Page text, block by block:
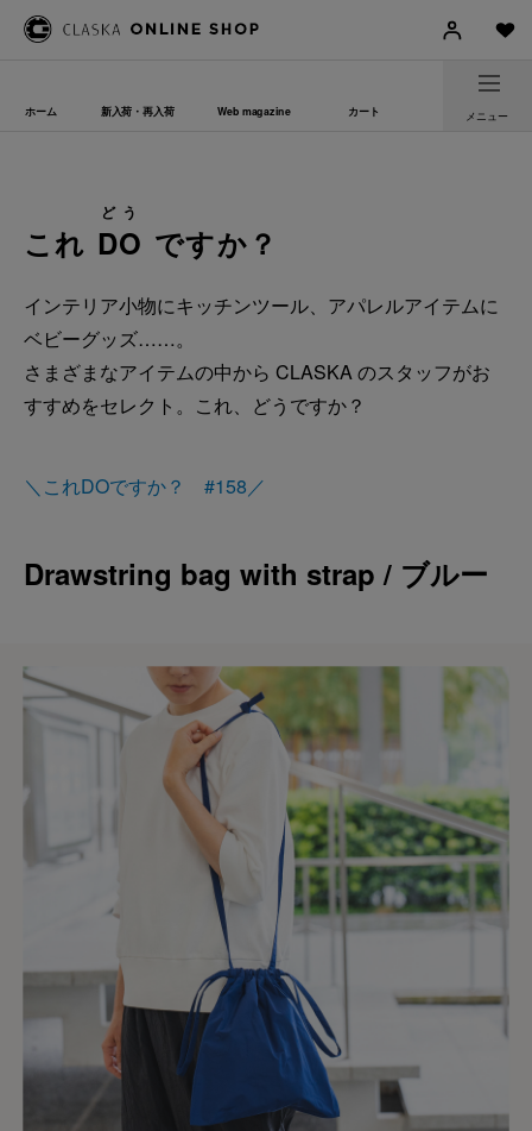
ホーム 新入荷・再入荷 Web magazine カート メニュー
これ DO
どう
ですか？
インテリア小物にキッチンツール、アパレルアイテムに
ベビーグッズ……。
さまざまなアイテムの中から CLASKA のスタッフがお
すすめをセレクト。これ、どうですか？
＼これDOですか？ #158／
Drawstring bag with strap / ブルー